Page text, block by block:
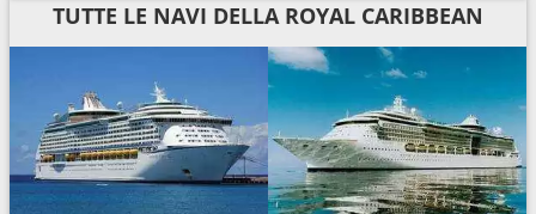
TUTTE LE NAVI DELLA ROYAL CARIBBEAN